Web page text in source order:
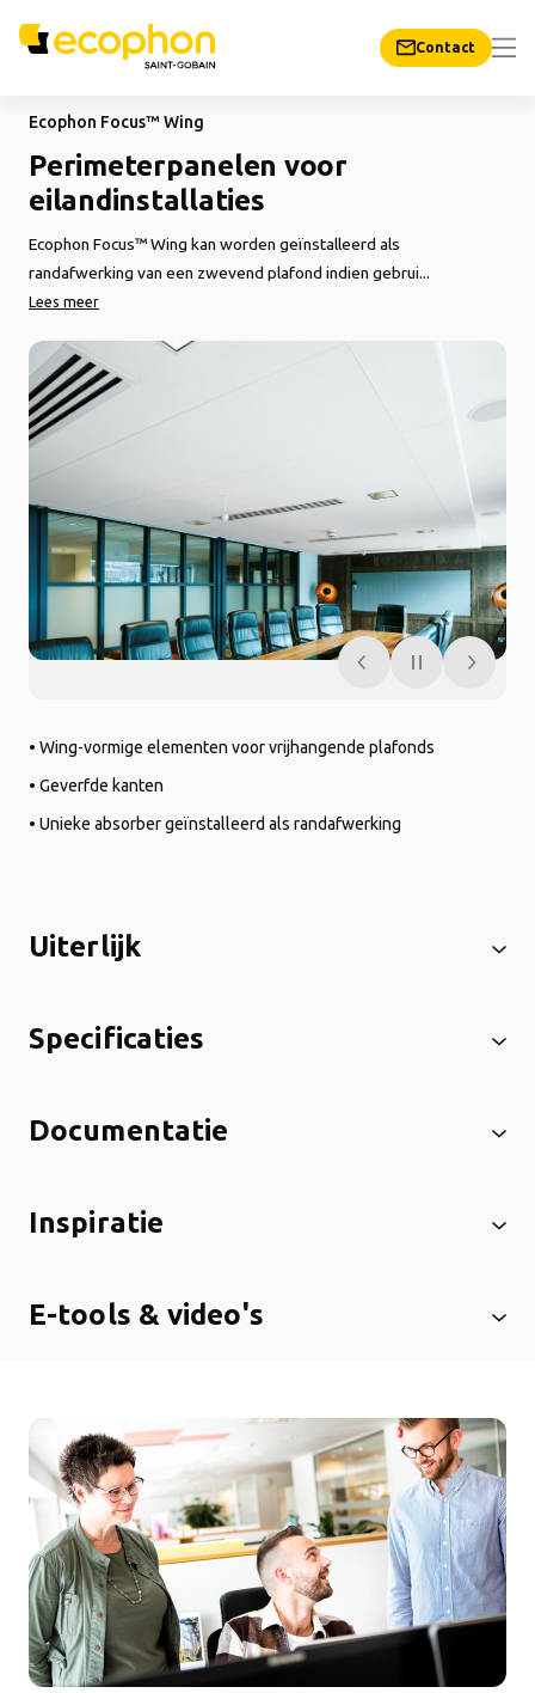
Contact
Ecophon Focus™ Wing
Perimeterpanelen voor
eilandinstallaties
Ecophon Focus™ Wing kan worden geïnstalleerd als
randafwerking van een zwevend plafond indien gebrui...
Lees meer
• Wing-vormige elementen voor vrijhangende plafonds
• Geverfde kanten
• Unieke absorber geïnstalleerd als randafwerking
Uiterlijk
Specificaties
Documentatie
Inspiratie
E-tools & video's